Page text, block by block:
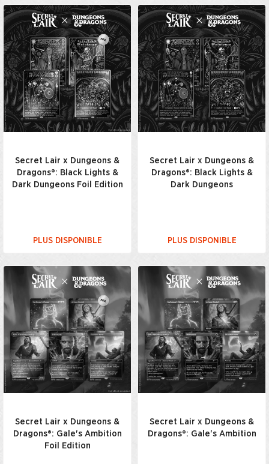
Secret Lair x Dungeons &
Dragons®: Black Lights &
Dark Dungeons Foil Edition
PLUS DISPONIBLE
Secret Lair x Dungeons &
Dragons®: Black Lights &
Dark Dungeons
PLUS DISPONIBLE
Secret Lair x Dungeons &
Dragons®: Gale's Ambition
Foil Edition
Secret Lair x Dungeons &
Dragons®: Gale's Ambition